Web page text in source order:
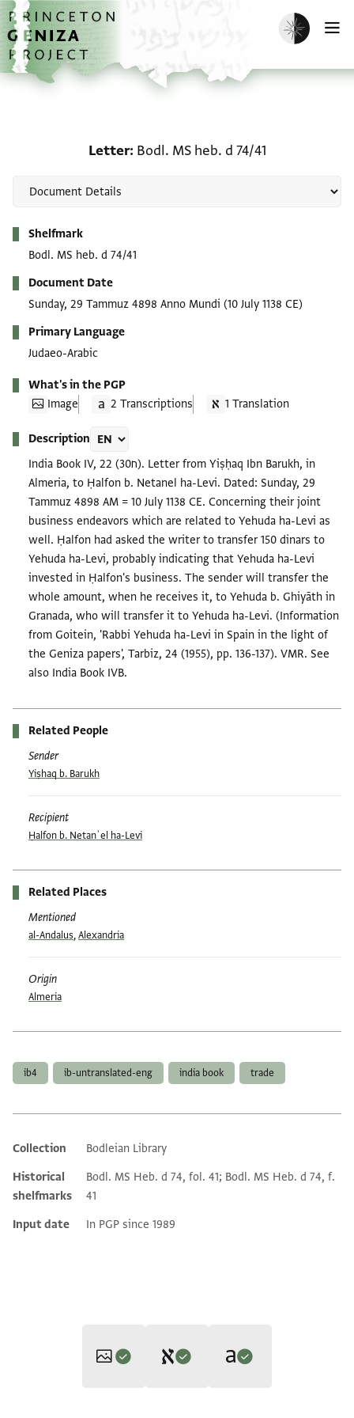
Skip to main content
home
Enable dark
Letter Bodl. MS heb. d 74/41
Shelfmark
Bodl. MS heb. d 74/41
Document Date
Sunday, 29 Tammuz 4898 Anno Mundi (10 July 1138 CE)
Primary Language
Judaeo-Arabic
What's in the PGP
Image
2 Transcriptions 1 Translation
Description
India Book IV, 22 (ח30). Letter from Yiṣḥaq Ibn Barukh, in
Almeria, to Ḥalfon b. Netanel ha-Levi. Dated: Sunday, 29
Tammuz 4898 AM = 10 July 1138 CE. Concerning their joint
business endeavors which are related to Yehuda ha-Levi as
well. Ḥalfon had asked the writer to transfer 150 dinars to
Yehuda ha-Levi, probably indicating that Yehuda ha-Levi
invested in Ḥalfon's business. The sender will transfer the
whole amount, when he receives it, to Yehuda b. Ghiyāth in
Granada, who will transfer it to Yehuda ha-Levi. (Information
from Goitein, 'Rabbi Yehuda ha-Levi in Spain in the light of
the Geniza papers', Tarbiz, 24 (1955), pp. 136-137). VMR. See
also India Book IVB.
Related People
Sender
Yiṣhaq b. Barukh
Recipient
Ḥalfon b. Netanʾel ha-Levi
Related Places
Mentioned
al-Andalus,Alexandria
Origin
Almeria
ib4 ib-untranslated-eng india book trade
Additional metadata
Collection
Bodleian Library
Historical
shelfmarks
Bodl. MS Heb. d 74, fol. 41; Bodl. MS Heb. d 74, f.
41
Input date
In PGP since 1989